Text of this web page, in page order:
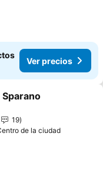
Ver precios
favoritos
19
de la ciudad